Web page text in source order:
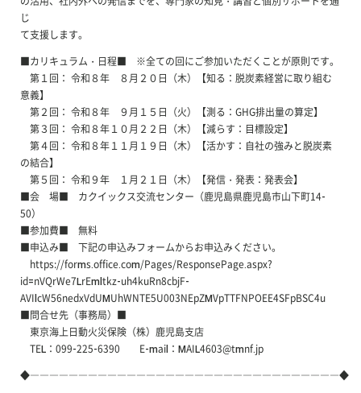
じ
て支援します。
■カリキュラム・日程■ ※全ての回にご参加いただくことが原則です。
第１回： 令和８年 ８月２０日（木）【知る：脱炭素経営に取り組む
意義】
第２回： 令和８年 ９月１５日（火）【測る：GHG排出量の算定】
第３回： 令和８年１０月２２日（木）【減らす：目標設定】
第４回： 令和８年１１月１９日（木）【活かす：自社の強みと脱炭素
の結合】
第５回： 令和９年 １月２１日（木）【発信・発表：発表会】
■会 場■ カクイックス交流センター（鹿児島県鹿児島市山下町14-
50）
■参加費■ 無料
■申込み■ 下記の申込みフォームからお申込みください。
https://forms.office.com/Pages/ResponsePage.aspx?
id=nVQrWe7LrEmltkz-uh4kuRn8cbjF-
AVIlcW56nedxVdUMUhWNTE5U003NEpZMVpTTFNPOEE4SFpBSC4u
■問合せ先（事務局）■
東京海上日動火災保険（株）鹿児島支店
TEL：099-225-6390 E-mail：MAIL4603@tmnf.jp
◆――――――――――――――――――――――――――――――――◆